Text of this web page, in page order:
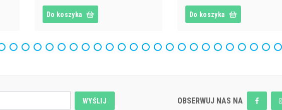
Do koszyka Do koszyka
WYŚLIJ OBSERWUJ NAS NA